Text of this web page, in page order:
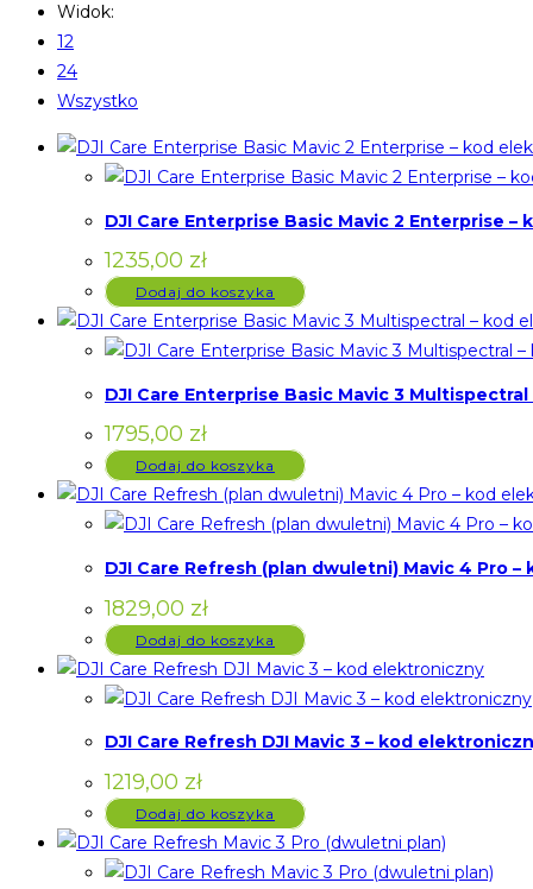
Widok:
12
24
Wszystko
DJI Care Enterprise Basic Mavic 2 Enterprise
1235,00 zł
Dodaj do koszyka
DJI Care Enterprise Basic Mavic 3
1795,00 zł
Dodaj do koszyka
DJI Care Refresh (plan dwuletni) Mavic 4 Pro
1829,00 zł
Dodaj do koszyka
DJI Care Refresh DJI Mavic 3 – kod
1219,00 zł
Dodaj do koszyka